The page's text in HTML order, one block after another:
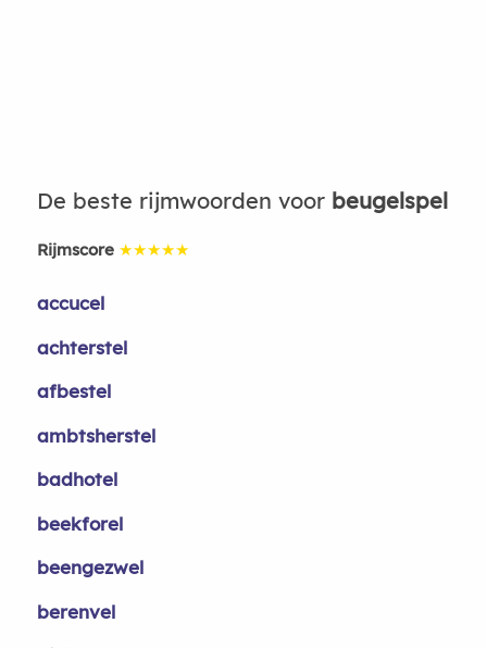
De beste rijmwoorden voor beugelspel
Rijmscore ★★★★★
accucel
achterstel
afbestel
ambtsherstel
badhotel
beekforel
beengezwel
berenvel